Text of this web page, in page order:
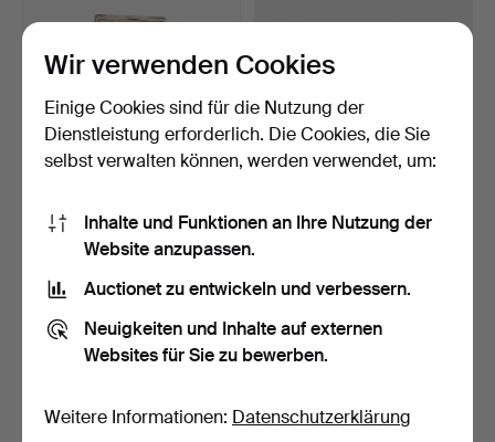
HANS B ANDERSSON.
Deckeldose, Silber, Tyri…
Beendet 18. Jul 2026
5 Gebote
SUPPLÖFFEL. Silber, JPH
10 Gebote
Wir verwenden Cookies
Einige Cookies sind für die Nutzung der
Dienstleistung erforderlich. Die Cookies, die Sie
selbst verwalten können, werden verwendet, um:
Inhalte und Funktionen an Ihre Nutzung der
Website anzupassen.
Auctionet zu entwickeln und verbessern.
Neuigkeiten und Inhalte auf externen
Websites für Sie zu bewerben.
Weitere Informationen: Datenschutzerklärung